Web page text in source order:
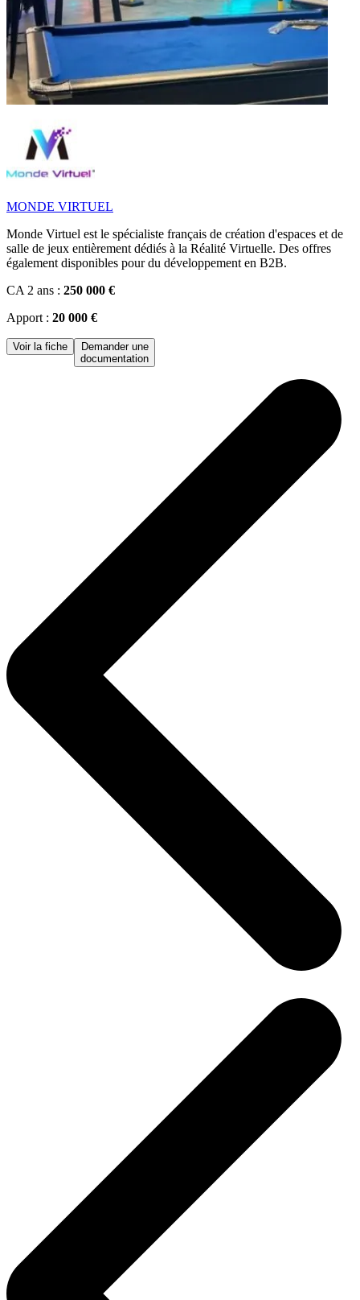
MONDE VIRTUEL
Monde Virtuel est le spécialiste français de création d'espaces et de
salle de jeux entièrement dédiés à la Réalité Virtuelle. Des offres
également disponibles pour du développement en B2B.
CA 2 ans : 250 000 €
Apport : 20 000 €
Voir la fiche
Demander une
documentation